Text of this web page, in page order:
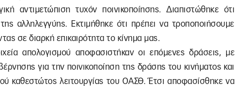
αντιμετώπιση τυχόν ποινικοποίησης. Διαπιστώθηκε ότι
αλληλεγγύης. Εκτιμήθηκε ότι πρέπει να τροποποιήσουμε
σε διαρκή επικαιρότητα το κίνημα μας.
απολογισμού αποφασιστήκαν οι επόμενες δράσεις, με
για την ποινικοποίηση της δράσης του κινήματος και
καθεστώτος λειτουργίας του ΟΑΣΘ. Έτσι αποφασίσθηκε να